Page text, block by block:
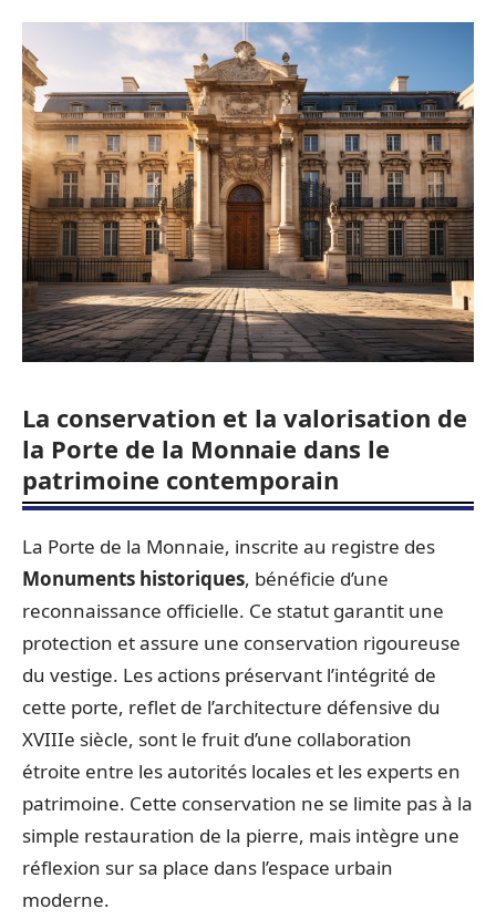
La conservation et la valorisation de
la Porte de la Monnaie dans le
patrimoine contemporain
La Porte de la Monnaie, inscrite au registre des
Monuments historiques, bénéficie d’une
reconnaissance officielle. Ce statut garantit une
protection et assure une conservation rigoureuse
du vestige. Les actions préservant l’intégrité de
cette porte, reflet de l’architecture défensive du
XVIIIe siècle, sont le fruit d’une collaboration
étroite entre les autorités locales et les experts en
patrimoine. Cette conservation ne se limite pas à la
simple restauration de la pierre, mais intègre une
réflexion sur sa place dans l’espace urbain
moderne.